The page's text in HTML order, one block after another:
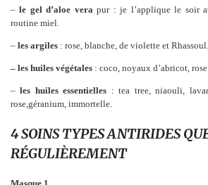
–le gel d’aloe vera pur : je l’applique le soir
routine miel.
– les argiles : rose, blanche, de violette et Rhassoul.
– les huiles végétales : coco, noyaux d’abricot,
–les huiles essentielles : tea tree, niaouli,
rose,géranium, immortelle.
4 SOINS TYPES ANTIRIDES Q
RÉGULIÈREMENT